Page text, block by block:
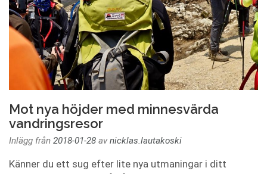
Mot nya höjder med minnesvärda
vandringsresor
Inlägg från 2018-01-28 avnicklas.lautakoski
Känner du ett sug efter lite nya utmaningar i ditt